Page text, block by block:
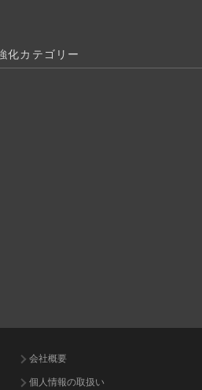
化カテゴリー
会社概要
個人情報の取扱い